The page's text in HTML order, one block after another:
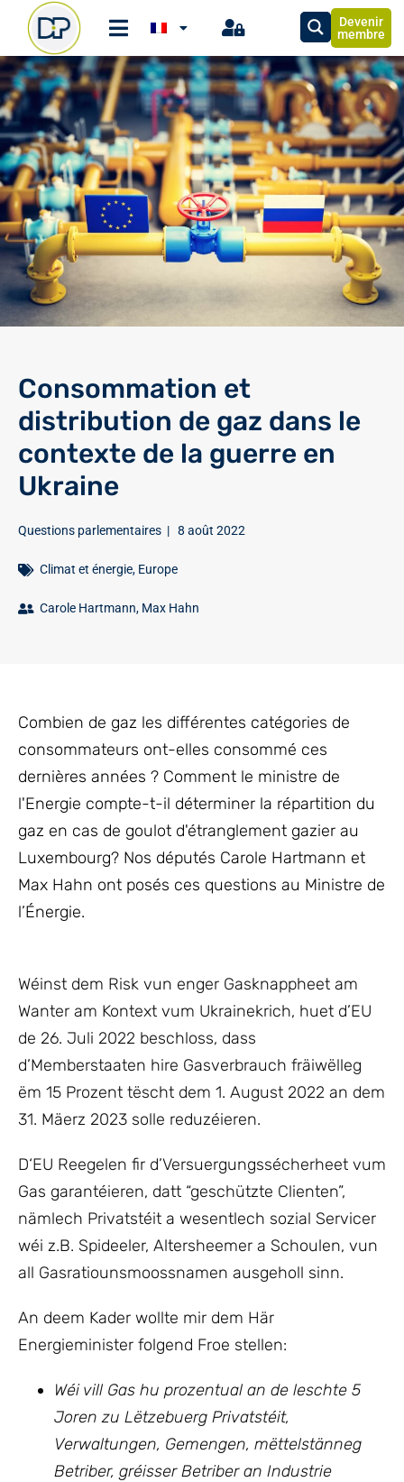
Devenir
membre
Consommation et
distribution de gaz dans le
contexte de la guerre en
Ukraine
Questions parlementaires | 8 août 2022
Climat et énergie, Europe
Carole Hartmann, Max Hahn
Combien de gaz les différentes catégories de
consommateurs ont-elles consommé ces
dernières années ? Comment le ministre de
l'Energie compte-t-il déterminer la répartition du
gaz en cas de goulot d'étranglement gazier au
Luxembourg? Nos députés Carole Hartmann et
Max Hahn ont posés ces questions au Ministre de
l’Énergie.
Wéinst dem Risk vun enger Gasknappheet am
Wanter am Kontext vum Ukrainekrich, huet d’EU
de 26. Juli 2022 beschloss, dass
d’Memberstaaten hire Gasverbrauch fräiwëlleg
ëm 15 Prozent tëscht dem 1. August 2022 an dem
31. Mäerz 2023 solle reduzéieren.
D‘EU Reegelen fir d’Versuergungssécherheet vum
Gas garantéieren, datt “geschützte Clienten”,
nämlech Privatstéit a wesentlech sozial Servicer
wéi z.B. Spideeler, Altersheemer a Schoulen, vun
all Gasratiounsmoossnamen ausgeholl sinn.
An deem Kader wollte mir dem Här
Energieminister folgend Froe stellen:
Wéi vill Gas hu prozentual an de leschte 5
Joren zu Lëtzebuerg Privatstéit,
Verwaltungen, Gemengen, mëttelstänneg
Betriber, gréisser Betriber an Industrie